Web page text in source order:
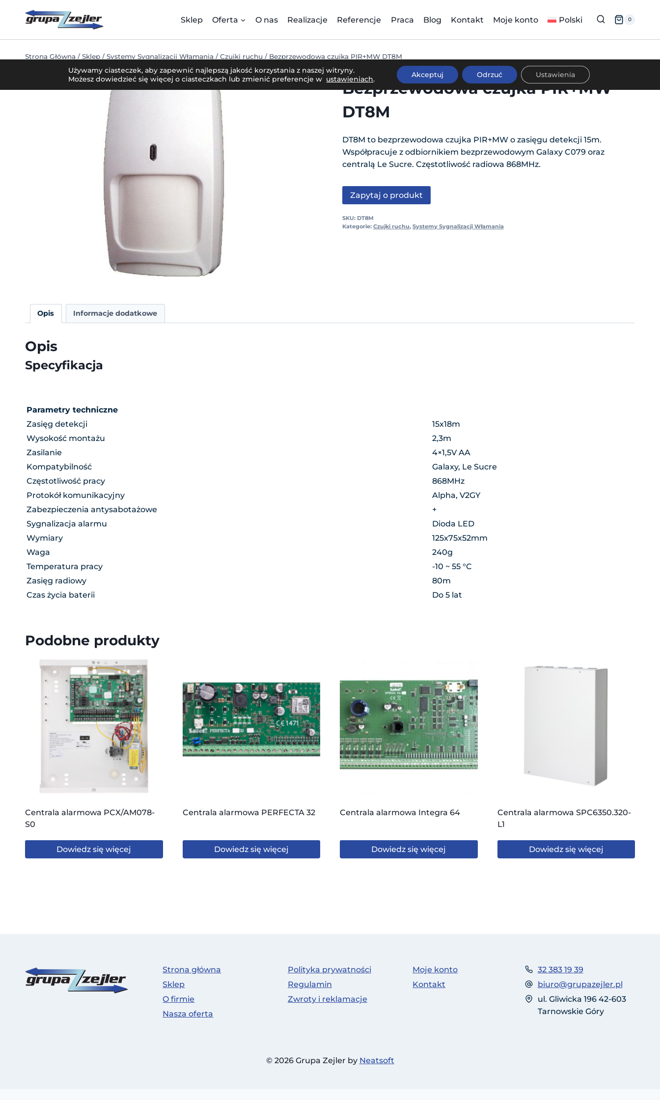
Sklep Oferta O nas Realizacje Referencje Praca Blog Kontakt Moje konto Polski 0
Strona Główna / Sklep / Systemy Sygnalizacji Włamania / Czujki ruchu / Bezprzewodowa czujka PIR+MW DT8M
Bezprzewodowa czujka PIR+MW
DT8M
DT8M to bezprzewodowa czujka PIR+MW o zasięgu detekcji 15m.
Współpracuje z odbiornikiem bezprzewodowym Galaxy C079 oraz
centralą Le Sucre. Częstotliwość radiowa 868MHz.
Zapytaj o produkt
SKU: DT8M
Kategorie: Czujki ruchu, Systemy Sygnalizacji Włamania
Opis Informacje dodatkowe
Opis
Specyfikacja
Parametry techniczne
Zasięg detekcji
15x18m
Wysokość montażu
2,3m
Zasilanie
4×1,5V AA
Kompatybilność
Galaxy, Le Sucre
Częstotliwość pracy
868MHz
Protokół komunikacyjny
Alpha, V2GY
Zabezpieczenia antysabotażowe
+
Sygnalizacja alarmu
Dioda LED
Wymiary
125x75x52mm
Waga
240g
Temperatura pracy
-10 ~ 55 °C
Zasięg radiowy
80m
Czas życia baterii
Do 5 lat
Podobne produkty
Centrala alarmowa PCX/AM078-
S0
Dowiedz się więcej
Centrala alarmowa PERFECTA 32
Dowiedz się więcej
Centrala alarmowa Integra 64
Dowiedz się więcej
Centrala alarmowa SPC6350.320-
L1
Dowiedz się więcej
Strona główna
Sklep
O firmie
Nasza oferta
Polityka prywatności
Regulamin
Zwroty i reklamacje
Moje konto
Kontakt
32 383 19 39
biuro@grupazejler.pl
ul. Gliwicka 196 42-603
Tarnowskie Góry
© 2026 Grupa Zejler by Neatsoft
Używamy ciasteczek, aby zapewnić najlepszą jakość korzystania z naszej witryny.
Możesz dowiedzieć się więcej o ciasteczkach lub zmienić preferencje w ustawieniach. Akceptuj Odrzuć Ustawienia